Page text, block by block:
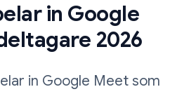
in Google
2026
in Google Meet som